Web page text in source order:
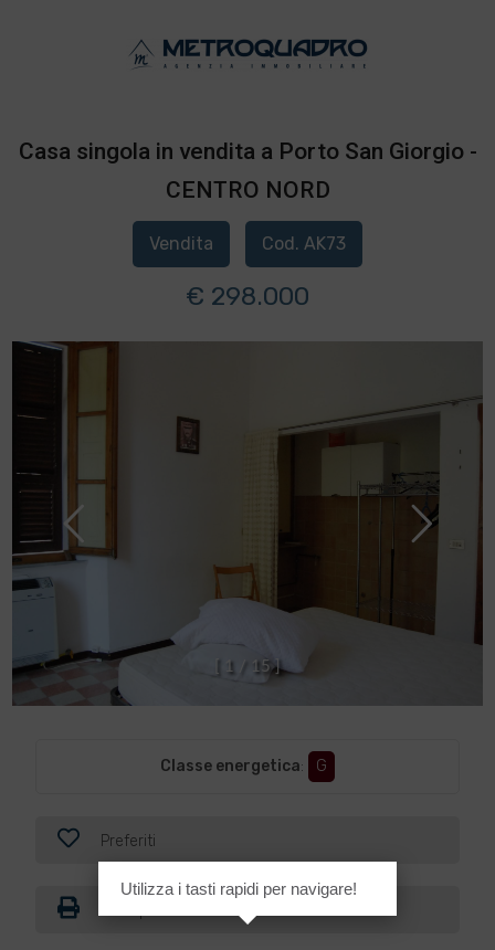
Casa singola in vendita a Porto San Giorgio -
CENTRO NORD
Vendita Cod. AK73
€ 298.000
1 / 1 5 ]
Classe energetica: G
Preferiti
Utilizza i tasti rapidi per navigare!